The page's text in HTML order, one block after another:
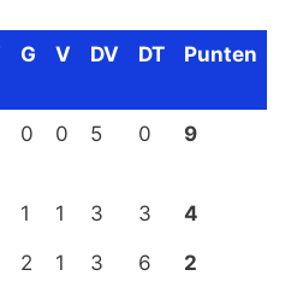
G V DV DT Punten
0 0 5 0 9
1 1 3 3 4
2 1 3 6 2